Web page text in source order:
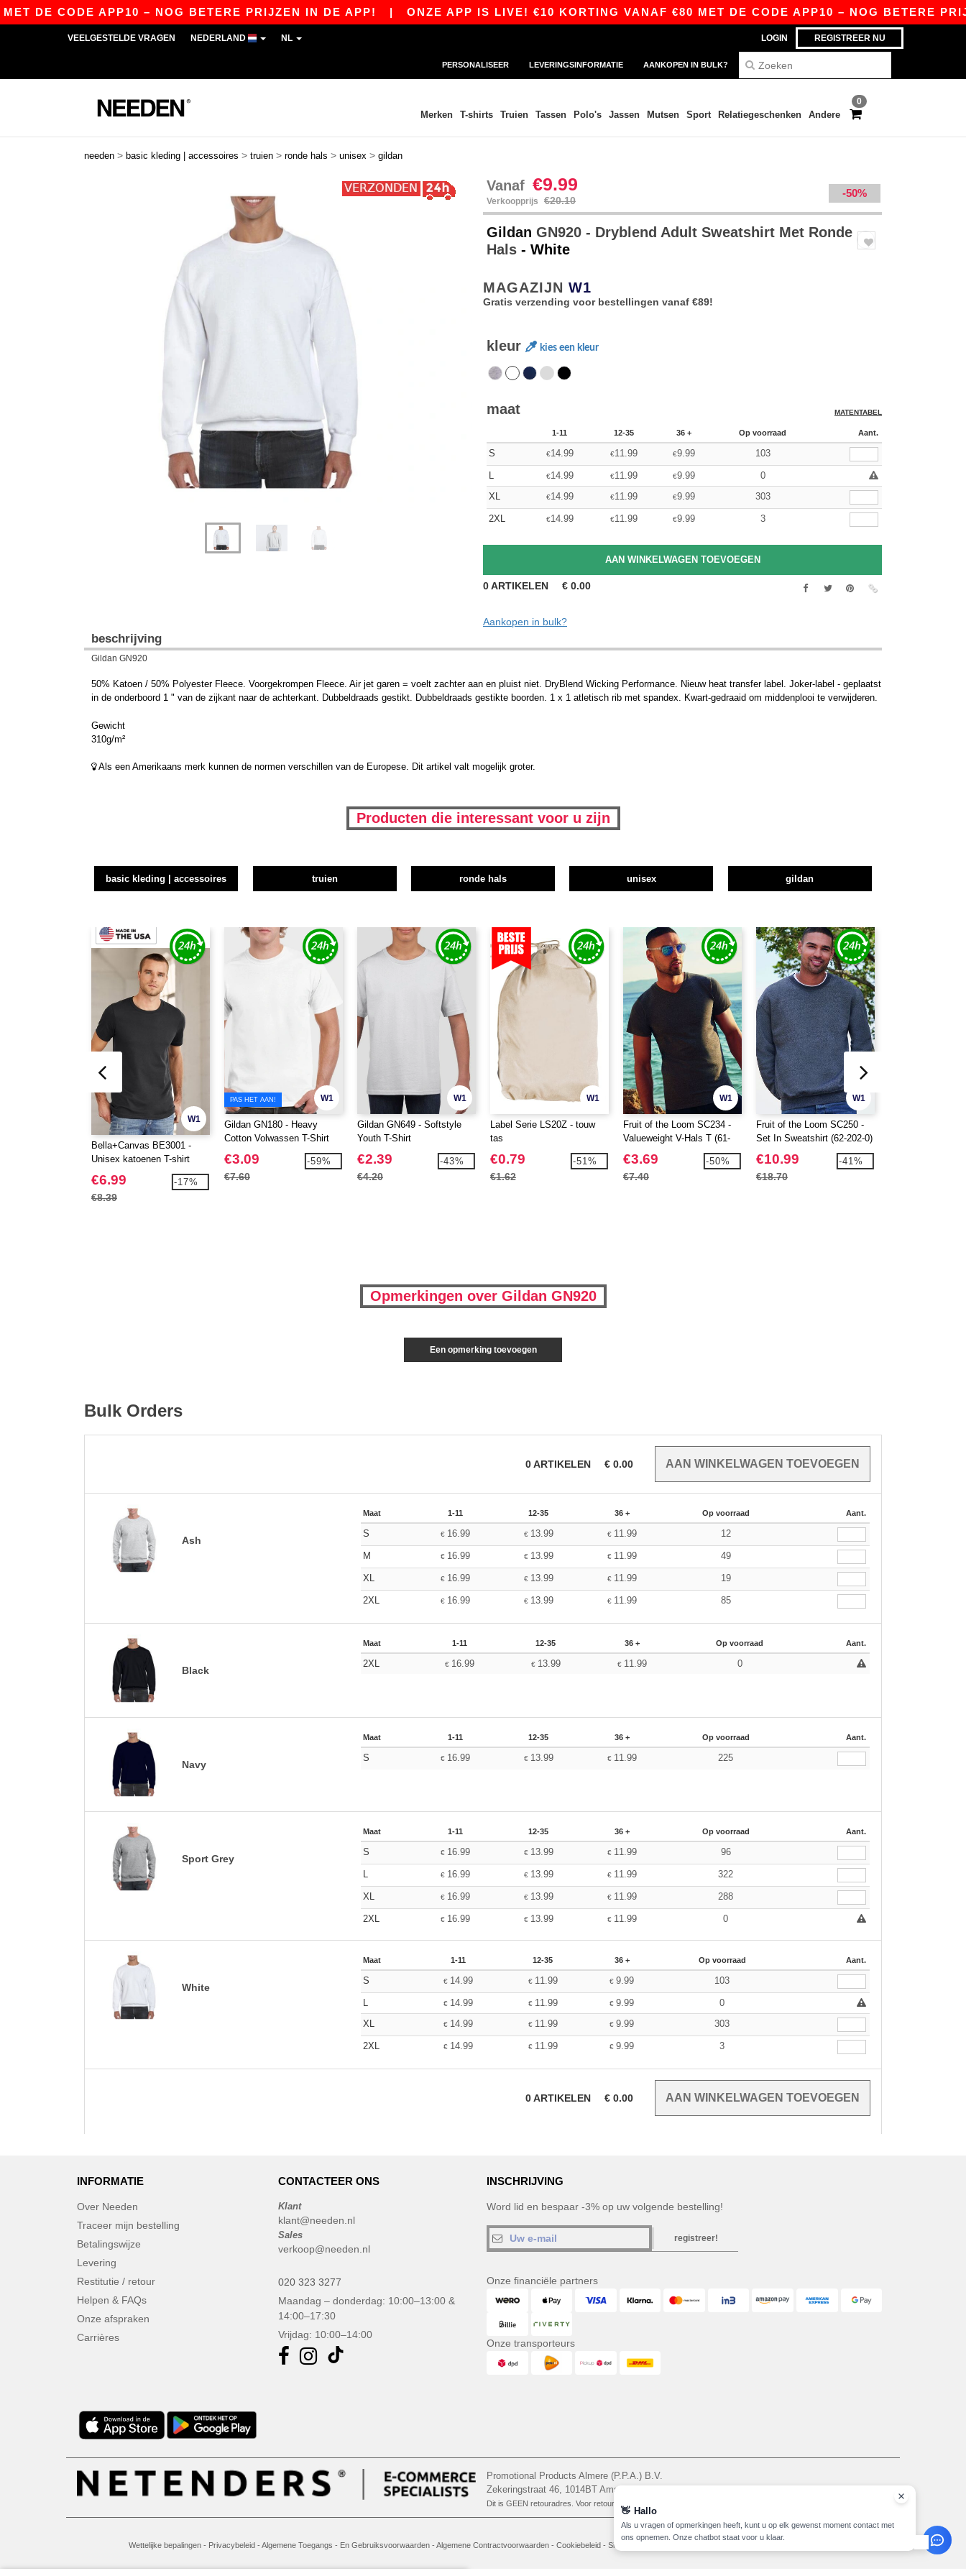
CODE APP10 – NOG BETERE PRIJZEN IN DE APP! |ONZE APP IS LIVE! €10 KORTING VANAF €80 MET DE CODE APP10 – NOG BETERE
LOGIN REGISTREER NU
VEELGESTELDE VRAGEN NEDERLAND NL
PERSONALISEER LEVERINGSINFORMATIE AANKOPEN IN BULK?
0
Merken T-shirts Truien Tassen Polo's Jassen Mutsen Sport Relatiegeschenken Andere
needen > basic kleding | accessoires > truien > ronde hals > unisex > gildan
Vanaf €9.99
Verkoopprijs €20.10
-50%
Gildan GN920 - Dryblend Adult Sweatshirt Met Ronde
Hals - White
MAGAZIJN W1
Gratis verzending voor bestellingen vanaf €89!
kleur kies een kleur
maat MATENTABEL
1-11 12-35 36 + Op voorraad Aant.
S €14.99 €11.99 €9.99 103
L €14.99 €11.99 €9.99
0
XL
€14.99 €11.99 €9.99 303
2XL €14.99 €11.99 €9.99 3
0ARTIKELEN € 0.00
Aankopen in bulk?
beschrijving
Gildan GN920
50% Katoen / 50% Polyester Fleece. Voorgekrompen Fleece. Air jet garen = voelt zachter aan en pluist niet. DryBlend Wicking Performance. Nieuw heat transfer label. Joker-label - geplaatst
in de onderboord 1 " van de zijkant naar de achterkant. Dubbeldraads gestikt. Dubbeldraads gestikte boorden. 1 x 1 atletisch rib met spandex. Kwart-gedraaid om middenplooi te verwijderen.
Gewicht
310g/m²
Als een Amerikaans merk kunnen de normen verschillen van de Europese. Dit artikel valt mogelijk groter.
Producten die interessant voor u zijn
basic kleding | accessoires truien ronde hals unisex gildan
W1
Bella+Canvas BE3001 -
Unisex katoenen T-shirt
€6.99
€8.39
-17%
W1
PAS HET AAN!
Gildan GN180 - Heavy
Cotton Volwassen T-Shirt
€3.09
€7.60
-59%
W1
Gildan GN649 - Softstyle
Youth T-Shirt
€2.39
€4.20
-43%
W1
Label Serie LS20Z - touw
tas
€0.79
€1.62
-51%
W1
Fruit of the Loom SC234 -
Valueweight V-Hals T (61-
066-0)
€3.69
€7.40
-50%
W1
Fruit of the Loom SC250 -
Set In Sweatshirt (62-202-0)
€10.99
€18.70
-41%
Opmerkingen over Gildan GN920
Een opmerking toevoegen
Bulk Orders
0ARTIKELEN € 0.00
Ash
Maat 1-11 12-35 36 + Op voorraad Aant.
S € 16.99 € 13.99 € 11.99 12
M € 16.99 € 13.99 € 11.99 49
XL € 16.99 € 13.99 € 11.99 19
2XL € 16.99 € 13.99 € 11.99 85
Black
Maat 1-11 12-35 36 + Op voorraad Aant.
2XL € 16.99 € 13.99 € 11.99 0
Navy
Maat 1-11 12-35 36 + Op voorraad Aant.
S € 16.99 € 13.99 € 11.99 225
Sport Grey
Maat 1-11 12-35 36 + Op voorraad Aant.
S € 16.99 € 13.99 € 11.99 96
L € 16.99 € 13.99 € 11.99 322
XL € 16.99 € 13.99 € 11.99 288
2XL € 16.99 € 13.99 € 11.99 0
White
Maat 1-11 12-35 36 + Op voorraad Aant.
S € 14.99 € 11.99 €9.99 103
L € 14.99 € 11.99 €9.99
0
XL
€ 14.99 € 11.99 €9.99 303
2XL € 14.99 € 11.99 €9.99 3
0ARTIKELEN € 0.00
INFORMATIE
Over Needen
Traceer mijn bestelling
Betalingswijze
Levering
Restitutie / retour
Helpen & FAQs
Onze afspraken
Carrières
CONTACTEER ONS
Klant
klant@needen.nl
Sales
verkoop@needen.nl
020 323 3277
Maandag – donderdag: 10:00–13:00 &
14:00–17:30
Vrijdag: 10:00–14:00
INSCHRIJVING
Word lid en bespaar -3% op uw volgende bestelling!
registreer!
Onze financiële partners
Onze transporteurs
Promotional Products Almere (P.P.A.) B.V.
Zekeringstraat 46, 1014BT Amsterdam - VAT NL 005596191B03 - KvK 39066321
Dit is GEEN retouradres. Voor retourzending, zie hier
Wettelijke bepalingen- Privacybeleid - Algemene Toegangs - En Gebruiksvoorwaarden- Algemene Contractvoorwaarden- Cookiebeleid - Site Map
👋 Hallo
Als u vragen of opmerkingen heeft, kunt u op elk gewenst moment contact met
ons opnemen. Onze chatbot staat voor u klaar.